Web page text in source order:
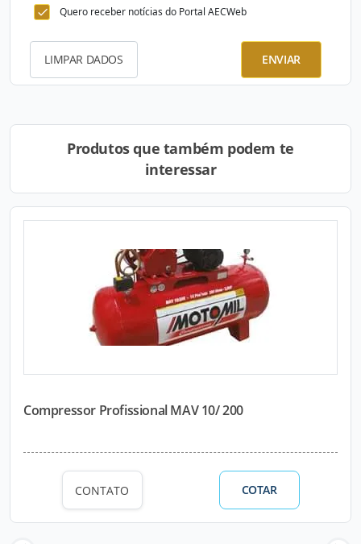
Quero receber notícias do Portal AECWeb
LIMPAR DADOS ENVIAR
Produtos que também podem te
interessar
Compressor Profissional MAV 10/ 200
CONTATO COTAR